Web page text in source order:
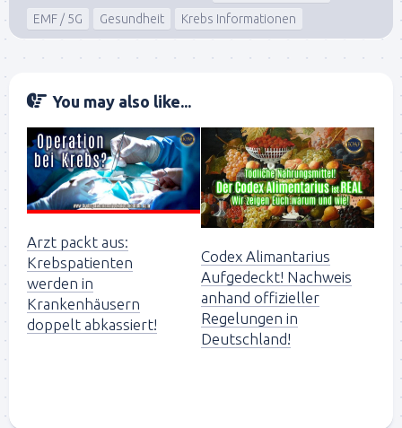
EMF / 5G
Gesundheit Krebs Informationen
You may also like...
Arzt packt aus:
Krebspatienten
werden in
Krankenhäusern
doppelt abkassiert!
Codex Alimantarius
Aufgedeckt! Nachweis
anhand offizieller
Regelungen in
Deutschland!